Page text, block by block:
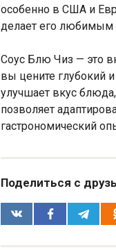
особенно в США и
делает его
Соус Блю Чиз — это
вы цените глубокий
улучшает вкус
позволяет
гастрономический
Поделиться с